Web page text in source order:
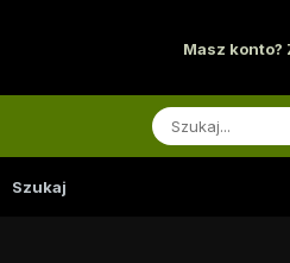
Masz
Szukaj